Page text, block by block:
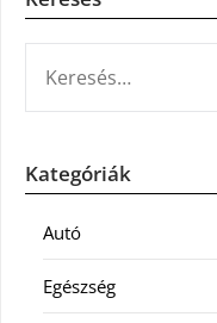
Kategóriák
Autó
Egészség